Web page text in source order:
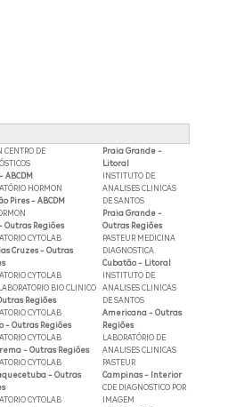
CENTRO DE
ABCDM
HORMON
Pires - ABCDM
Outras Regiões
CYTOLAB
Cruzes - Outras
CYTOLAB
BIO CLINICO
Regiões
CYTOLAB
- Outras Regiões
CYTOLAB
- Outras Regiões
CYTOLAB
- Outras
CYTOLAB
Praia Grande -
Litoral
INSTITUTO DE
ANALISES CLINICAS
DE SANTOS
Praia Grande -
Outras Regiões
PASTEUR MEDICINA
DIAGNOSTICA
Cubatão - Litoral
INSTITUTO DE
ANALISES CLINICAS
DE SANTOS
Americana - Outras
Regiões
LABORATÓRIO DE
ANALISES CLINICAS
PASTEUR
Campinas - Interior
CDE DIAGNOSTICO POR
IMAGEM